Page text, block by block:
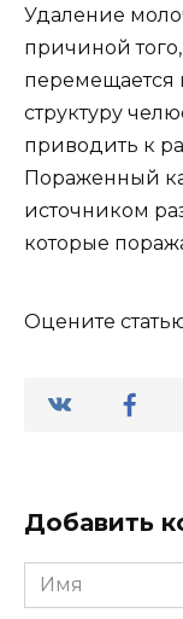
Удаление
причиной
перемещается
структуру
приводить к
Пораженный
источником
которые
Оцените
Добавить
Имя